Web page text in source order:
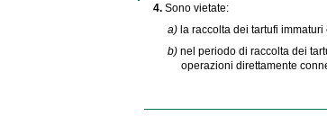
4. Sono vietate:
a) la raccolta dei tartufi
b) nel periodo di raccolta dei
operazioni direttamente